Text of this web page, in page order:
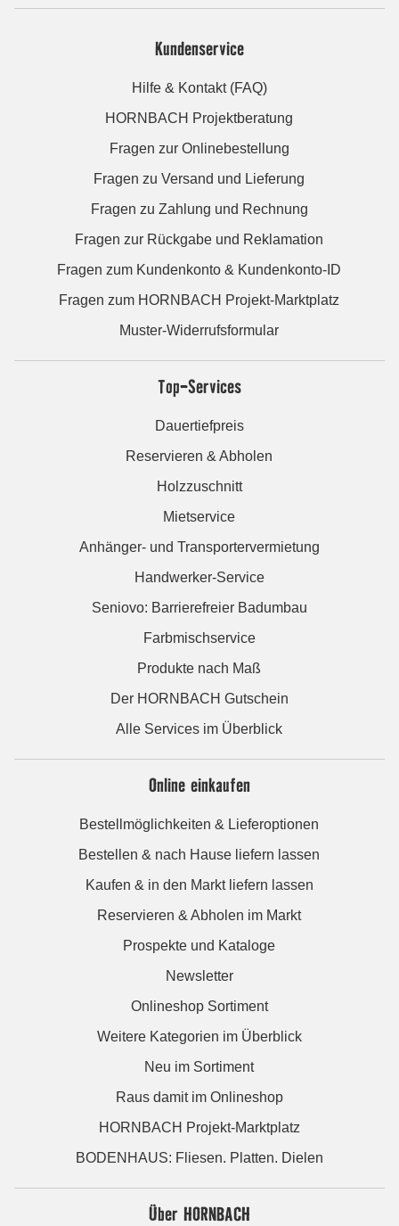
Kundenservice
Hilfe & Kontakt (FAQ)
HORNBACH Projektberatung
Fragen zur Onlinebestellung
Fragen zu Versand und Lieferung
Fragen zu Zahlung und Rechnung
Fragen zur Rückgabe und Reklamation
Fragen zum Kundenkonto & Kundenkonto-ID
Fragen zum HORNBACH Projekt-Marktplatz
Muster-Widerrufsformular
Top-Services
Dauertiefpreis
Reservieren & Abholen
Holzzuschnitt
Mietservice
Anhänger- und Transportervermietung
Handwerker-Service
Seniovo: Barrierefreier Badumbau
Farbmischservice
Produkte nach Maß
Der HORNBACH Gutschein
Alle Services im Überblick
Online einkaufen
Bestellmöglichkeiten & Lieferoptionen
Bestellen & nach Hause liefern lassen
Kaufen & in den Markt liefern lassen
Reservieren & Abholen im Markt
Prospekte und Kataloge
Newsletter
Onlineshop Sortiment
Weitere Kategorien im Überblick
Neu im Sortiment
Raus damit im Onlineshop
HORNBACH Projekt-Marktplatz
BODENHAUS: Fliesen. Platten. Dielen
Über HORNBACH